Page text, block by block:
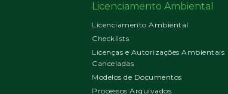
Licenciamento Ambiental
Licenciamento Ambiental
Checklists
Licenças e Autorizações Ambientais
Canceladas
Modelos de Documentos
Processos Arquivados